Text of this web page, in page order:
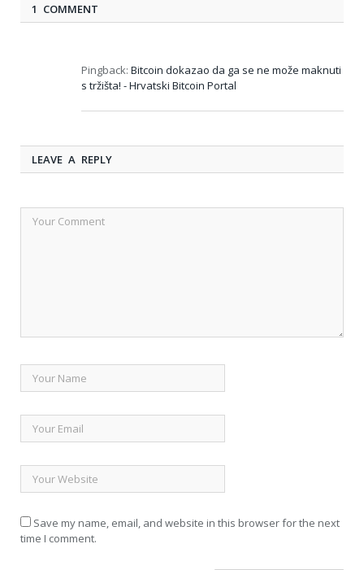
1 COMMENT
Pingback: Bitcoin dokazao da ga se ne može maknuti
s tržišta! - Hrvatski Bitcoin Portal
LEAVE A REPLY
Save my name, email, and website in this browser for the next
time I comment.